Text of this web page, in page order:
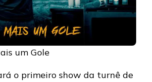
um Gole
o primeiro show da turnê de